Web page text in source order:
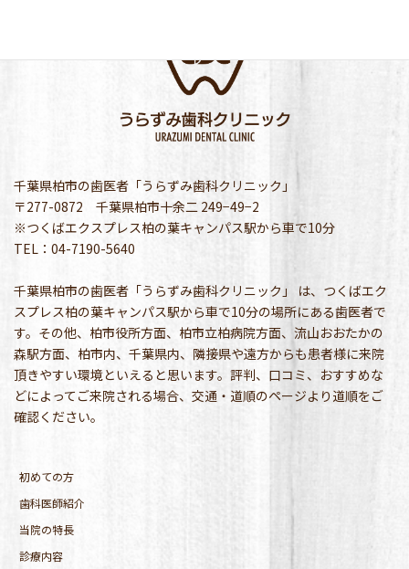
千葉県柏市の歯医者「うらずみ歯科クリニック」
〒277-0872 千葉県柏市十余二 249−49−2
※つくばエクスプレス柏の葉キャンパス駅から車で10分
TEL：04-7190-5640
千葉県柏市の歯医者「うらずみ歯科クリニック」 は、つくばエク
スプレス柏の葉キャンパス駅から車で10分の場所にある歯医者で
す。その他、柏市役所方面、柏市立柏病院方面、流山おおたかの
森駅方面、柏市内、千葉県内、隣接県や遠方からも患者様に来院
頂きやすい環境といえると思います。評判、口コミ、おすすめな
どによってご来院される場合、交通・道順のページより道順をご
確認ください。
初めての方
歯科医師紹介
当院の特長
診療内容